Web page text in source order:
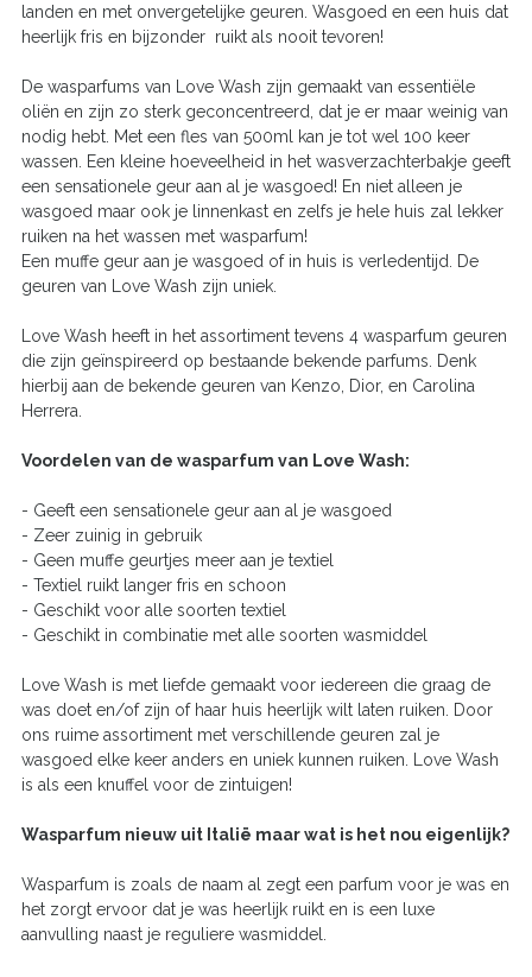
landen en met onvergetelijke geuren. Wasgoed en een huis dat
heerlijk fris en bijzonder ruikt als nooit tevoren!
De wasparfums van Love Wash zijn gemaakt van essentiële
oliën en zijn zo sterk geconcentreerd, dat je er maar weinig van
nodig hebt. Met een fles van 500ml kan je tot wel 100 keer
wassen. Een kleine hoeveelheid in het wasverzachterbakje geeft
een sensationele geur aan al je wasgoed! En niet alleen je
wasgoed maar ook je linnenkast en zelfs je hele huis zal lekker
ruiken na het wassen met wasparfum!
Een muffe geur aan je wasgoed of in huis is verledentijd. De
geuren van Love Wash zijn uniek.
Love Wash heeft in het assortiment tevens 4 wasparfum geuren
die zijn geïnspireerd op bestaande bekende parfums. Denk
hierbij aan de bekende geuren van Kenzo, Dior, en Carolina
Herrera.
Voordelen van de wasparfum van Love Wash:
- Geeft een sensationele geur aan al je wasgoed
- Zeer zuinig in gebruik
- Geen muffe geurtjes meer aan je textiel
- Textiel ruikt langer fris en schoon
- Geschikt voor alle soorten textiel
- Geschikt in combinatie met alle soorten wasmiddel
Love Wash is met liefde gemaakt voor iedereen die graag de
was doet en/of zijn of haar huis heerlijk wilt laten ruiken. Door
ons ruime assortiment met verschillende geuren zal je
wasgoed elke keer anders en uniek kunnen ruiken. Love Wash
is als een knuffel voor de zintuigen!
Wasparfum nieuw uit Italië maar wat is het nou eigenlijk?
Wasparfum is zoals de naam al zegt een parfum voor je was en
het zorgt ervoor dat je was heerlijk ruikt en is een luxe
aanvulling naast je reguliere wasmiddel.